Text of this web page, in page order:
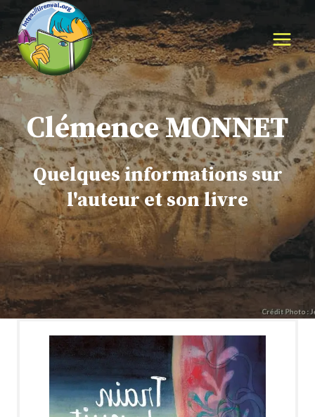
contenu
Clémence MONNET
Quelques informations sur
l'auteur et son livre